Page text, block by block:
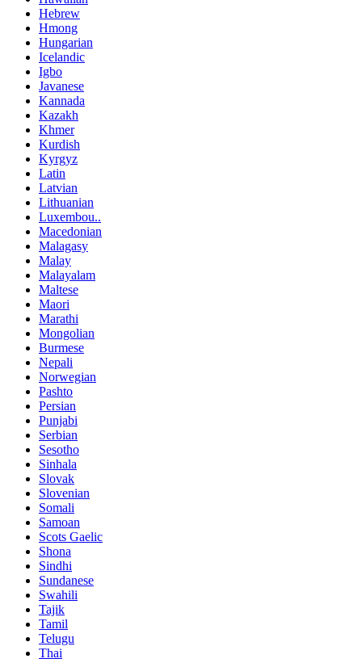
Hebrew
Hmong
Hungarian
Icelandic
Igbo
Javanese
Kannada
Kazakh
Khmer
Kurdish
Kyrgyz
Latin
Latvian
Lithuanian
Luxembou..
Macedonian
Malagasy
Malay
Malayalam
Maltese
Maori
Marathi
Mongolian
Burmese
Nepali
Norwegian
Pashto
Persian
Punjabi
Serbian
Sesotho
Sinhala
Slovak
Slovenian
Somali
Samoan
Scots Gaelic
Shona
Sindhi
Sundanese
Swahili
Tajik
Tamil
Telugu
Thai